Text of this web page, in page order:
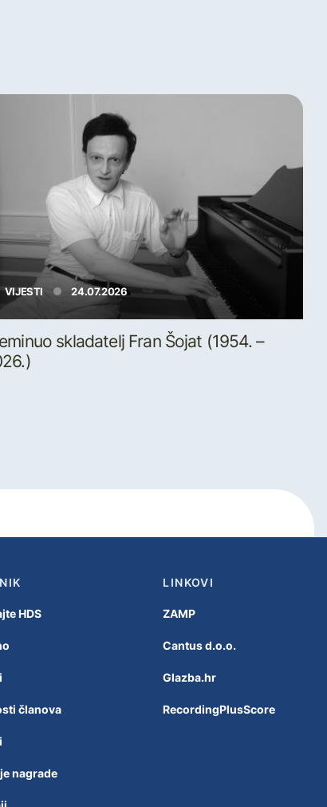
VIJESTI 24.07.2026
skladatelj Fran Šojat (1954. –
HDS
članova
nagrade
LINKOVI
ZAMP
Cantus d.o.o.
Glazba.hr
RecordingPlusScore